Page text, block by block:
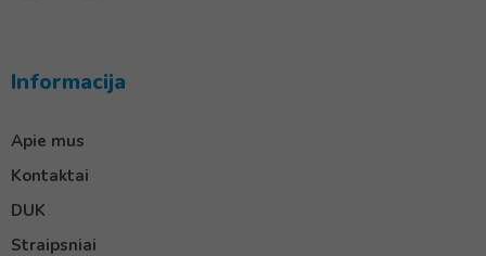
Informacija
Apie mus
Kontaktai
DUK
Straipsniai